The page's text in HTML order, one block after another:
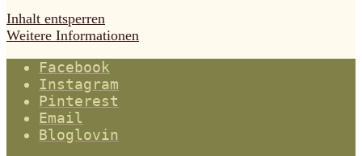
Inhalt entsperren
Weitere Informationen
Facebook
Instagram
Pinterest
Email
Bloglovin